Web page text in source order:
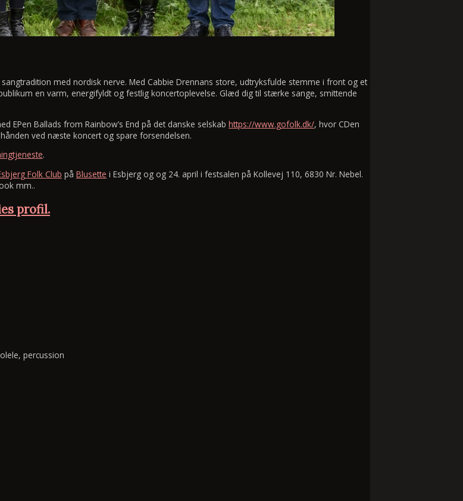
med nordisk nerve. Med Cabbie Drennans store, udtryksfulde stemme i front og et
en varm, energifyldt og festlig koncertoplevelse. Glæd dig til stærke sange, smittende
EPen Ballads from Rainbow’s End på det danske selskab https://www.gofolk.dk/, hvor CDen
ved næste koncert og spare forsendelsen.
.
Folk Club på Blusette i Esbjerg og og 24. april i festsalen på Kollevej 110, 6830 Nr. Nebel.
mm..
profil.
percussion